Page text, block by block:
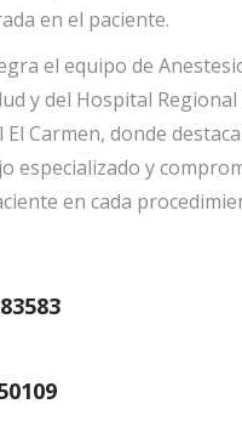
en el paciente.
el equipo de
y del Hospital
Carmen, donde
especializado y
en cada